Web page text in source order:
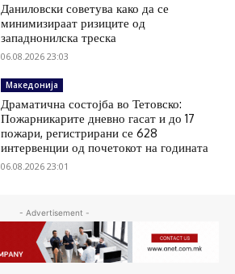
Даниловски советува како да се
минимизираат ризиците од
западнонилска треска
06.08.2026 23:03
Македонија
Драматична состојба во Тетовско:
Пожарникарите дневно гасат и до 17
пожари, регистрирани се 628
интервенции од почетокот на годината
06.08.2026 23:01
- Advertisement -